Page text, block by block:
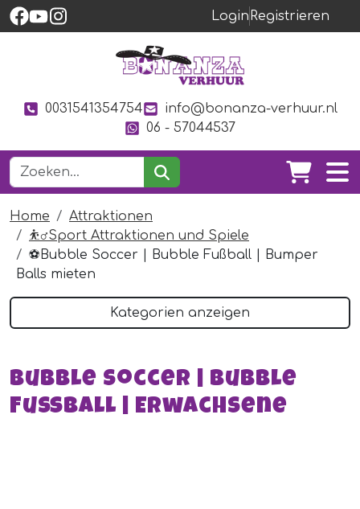
Login Registrieren
0031541354754
info@bonanza-verhuur.nl
06 - 57044537
Home
Attraktionen
⛹️‍♂️Sport Attraktionen und Spiele
⚽️Bubble Soccer | Bubble Fußball | Bumper
Balls mieten
Kategorien anzeigen
Bubble Soccer | Bubble
Fußball | Erwachsene